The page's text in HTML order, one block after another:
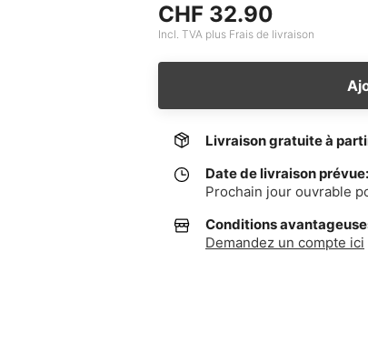
CHF 32.90
Incl. TVA plus Frais de livraison
Livraison gratuite à
Date de livraison prévue:
Prochain jour ouvrable
Conditions
Demandez un compte ici